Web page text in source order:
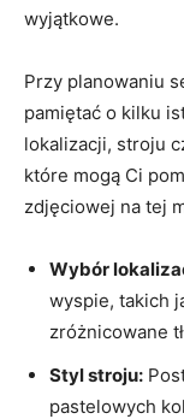
wyjątkowe.
Przy planowaniu
pamiętać ​o kilku
lokalizacji, stroju
które⁢ mogą⁣ Ci
zdjęciowej na tej
Wybór
wyspie, takich
zróżnicowane
Styl stroju:
pastelowych